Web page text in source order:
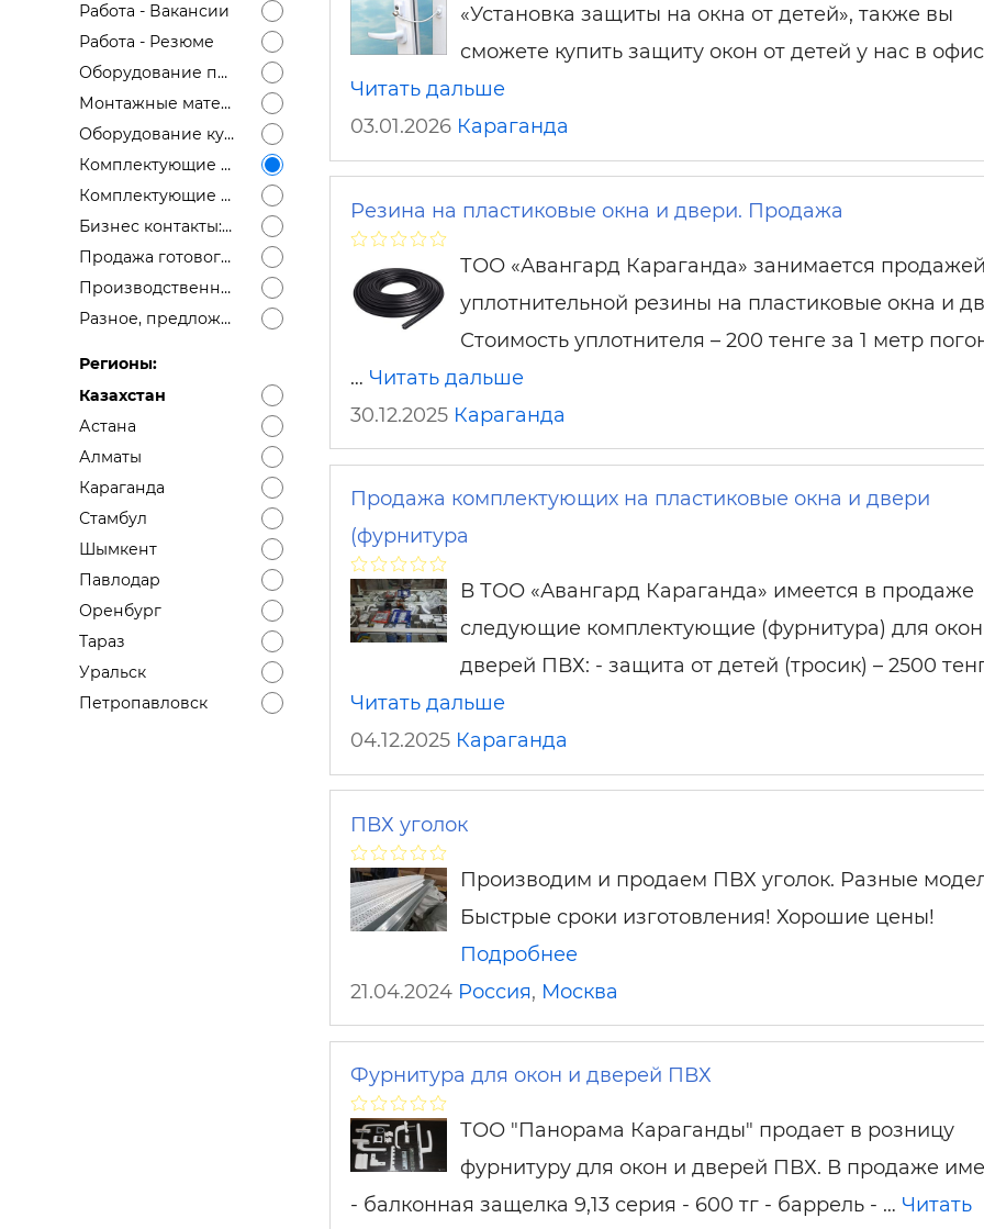
Работа - Вакансии
Работа - Резюме
Оборудование продам
Монтажные материалы
Оборудование куплю
Комплектующие для окон, дверей - предложение
Комплектующие для окон, дверей - спрос
Бизнес контакты: ищу дилера, ищем постоянного поставщика окон
Продажа готового бизнеса
Производственные площади, офисы
Разное, предложение, спрос
Регионы:
Казахстан
Астана
Алматы
Караганда
Стамбул
Шымкент
Павлодар
Оренбург
Тараз
Уральск
Петропавловск
«Установка защиты на окна от детей», также вы
сможете купить защиту окон от детей у нас в
Читать дальше
03.01.2026 Караганда
Резина на пластиковые окна и двери. Продажа
ТОО «Авангард Караганда» занимается
уплотнительной резины на пластиковые окна и
Стоимость уплотнителя – 200 тенге за 1 метр
… Читать дальше
30.12.2025 Караганда
Продажа комплектующих на пластиковые окна и двери
(фурнитура
В ТОО «Авангард Караганда» имеется в продаже
следующие комплектующие (фурнитура) для
дверей ПВХ: - защита от детей (тросик) – 2500
Читать дальше
04.12.2025 Караганда
ПВХ уголок
Производим и продаем ПВХ уголок. Разные
Быстрые сроки изготовления! Хорошие цены!
Подробнее
21.04.2024 Россия, Москва
Фурнитура для окон и дверей ПВХ
ТОО "Панорама Караганды" продает в розницу
фурнитуру для окон и дверей ПВХ. В продаже
- балконная защелка 9,13 серия - 600 тг - баррель - … Читать